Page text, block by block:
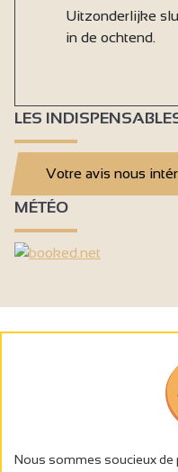
Uitzonderlijke
in de ochtend.
LES
Votre avis nous
MÉTÉO
Nous sommes soucieux de